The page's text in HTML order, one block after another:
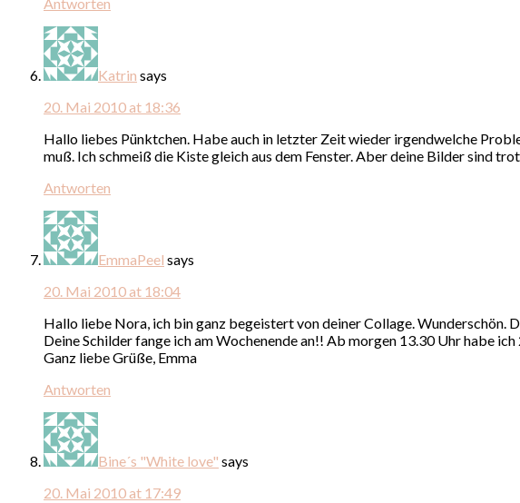
Katrin says
20. Mai 2010 at 18:36
Hallo liebes Pünktchen. Habe auch in letzter Zeit wieder irgendwelche
muß. Ich schmeiß die Kiste gleich aus dem Fenster. Aber deine Bilder sind
Antworten
EmmaPeel says
20. Mai 2010 at 18:04
Hallo liebe Nora, ich bin ganz begeistert von deiner Collage. Wunderschön.
Deine Schilder fange ich am Wochenende an!! Ab morgen 13.30 Uhr habe
Ganz liebe Grüße, Emma
Antworten
Bine´s "White love" says
20. Mai 2010 at 17:49